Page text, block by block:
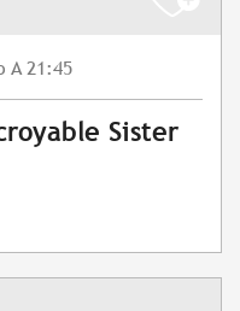
A 21:45
Sister